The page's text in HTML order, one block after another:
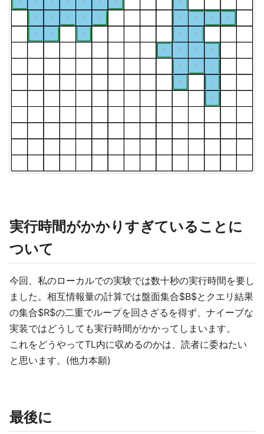
実行時間がかかりすぎていることに
ついて
今回、私のローカルでの実験では数十秒の実行時間を要し
ました。相互情報量の計算では盤面集合$B$とクエリ結果
の集合$R$の二重でループを回さざるを得ず、ナイーブな
実装ではどうしても実行時間がかかってしまいます。
これをどうやってTL内に収めるのかは、読者に委ねたい
と思います。(他力本願)
最後に